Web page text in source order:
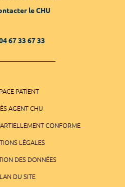
le CHU
67 33 67 33
PATIENT
AGENT CHU
CONFORME
LÉGALES
DES DONNÉES
DU SITE